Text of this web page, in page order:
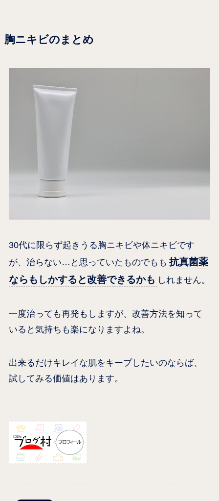
胸ニキビのまとめ
30代に限らず起きうる胸ニキビや体ニキビです
が、治らない…と思っていたものでもも 抗真菌薬
ならもしかすると改善できるかも しれません。
一度治っても再発もしますが、改善方法を知って
いると気持ちも楽になりますよね。
出来るだけキレイな肌をキープしたいのならば、
試してみる価値はあります。